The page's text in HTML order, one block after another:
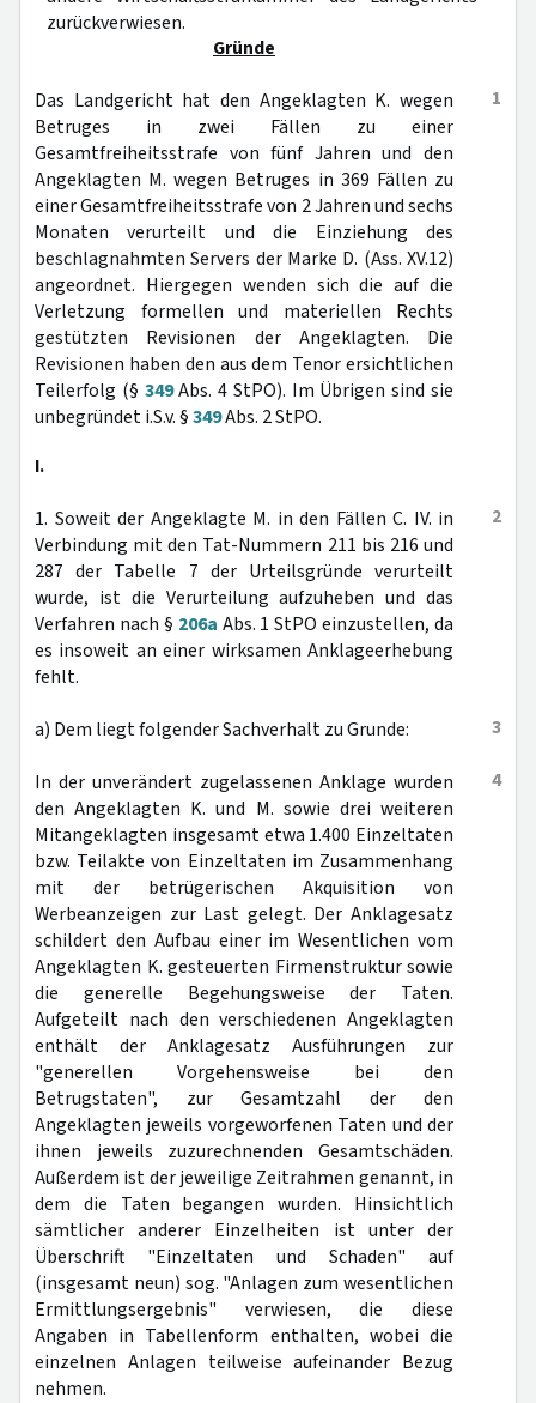
zurückverwiesen.
Gründe
1
Das Landgericht hat den Angeklagten K. wegen
Betruges in zwei Fällen zu einer
Gesamtfreiheitsstrafe von fünf Jahren und den
Angeklagten M. wegen Betruges in 369 Fällen zu
einer Gesamtfreiheitsstrafe von 2 Jahren und sechs
Monaten verurteilt und die Einziehung des
beschlagnahmten Servers der Marke D. (Ass. XV.12)
angeordnet. Hiergegen wenden sich die auf die
Verletzung formellen und materiellen Rechts
gestützten Revisionen der Angeklagten. Die
Revisionen haben den aus dem Tenor ersichtlichen
Teilerfolg (§ 349Abs. 4 StPO). Im Übrigen sind sie
unbegründet i.S.v. §349Abs. 2 StPO.
I.
2
1. Soweit der Angeklagte M. in den Fällen C. IV. in
Verbindung mit den Tat-Nummern 211 bis 216 und
287 der Tabelle 7 der Urteilsgründe verurteilt
wurde, ist die Verurteilung aufzuheben und das
Verfahren nach § 206a Abs. 1 StPO einzustellen, da
es insoweit an einer wirksamen Anklageerhebung
fehlt.
3
a) Dem liegt folgender Sachverhalt zu Grunde:
4
In der unverändert zugelassenen Anklage wurden
den Angeklagten K. und M. sowie drei weiteren
Mitangeklagten insgesamt etwa 1.400 Einzeltaten
bzw. Teilakte von Einzeltaten im Zusammenhang
mit der betrügerischen Akquisition von
Werbeanzeigen zur Last gelegt. Der Anklagesatz
schildert den Aufbau einer im Wesentlichen vom
Angeklagten K. gesteuerten Firmenstruktur sowie
die generelle Begehungsweise der Taten.
Aufgeteilt nach den verschiedenen Angeklagten
enthält der Anklagesatz Ausführungen zur
"generellen Vorgehensweise bei den
Betrugstaten", zur Gesamtzahl der den
Angeklagten jeweils vorgeworfenen Taten und der
ihnen jeweils zuzurechnenden Gesamtschäden.
Außerdem ist der jeweilige Zeitrahmen genannt, in
dem die Taten begangen wurden. Hinsichtlich
sämtlicher anderer Einzelheiten ist unter der
Überschrift "Einzeltaten und Schaden" auf
(insgesamt neun) sog. "Anlagen zum wesentlichen
Ermittlungsergebnis" verwiesen, die diese
Angaben in Tabellenform enthalten, wobei die
einzelnen Anlagen teilweise aufeinander Bezug
nehmen.